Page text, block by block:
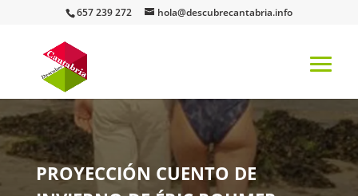
657 239 272 hola@descubrecantabria.info
PROYECCIÓN CUENTO DE